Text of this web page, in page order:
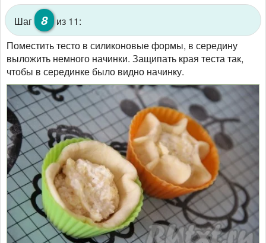
Шаг 8
из 11:
Поместить тесто в силиконовые формы, в середину
выложить немного начинки. Защипать края теста так,
чтобы в серединке было видно начинку.